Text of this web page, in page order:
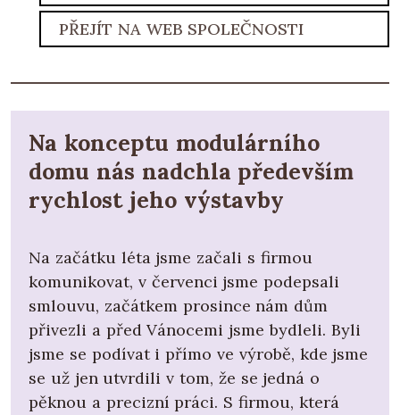
PŘEJÍT NA WEB SPOLEČNOSTI
Na konceptu modulárního
domu nás nadchla především
rychlost jeho výstavby
Na začátku léta jsme začali s firmou
komunikovat, v červenci jsme podepsali
smlouvu, začátkem prosince nám dům
přivezli a před Vánocemi jsme bydleli. Byli
jsme se podívat i přímo ve výrobě, kde jsme
se už jen utvrdili v tom, že se jedná o
pěknou a precizní práci. S firmou, která